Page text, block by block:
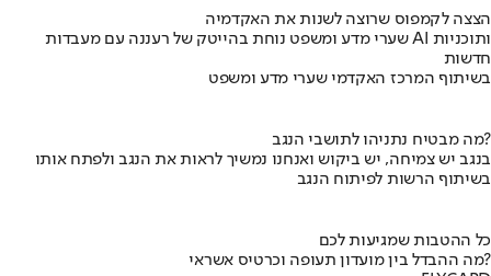
הצצה לקמפוס שרוצה לשנות את האקדמיה
שערי מדע ומשפט נוחת בהייטק של רעננה עם מעבדות AI ותוכניות
חדשות
בשיתוף המרכז האקדמי שערי מדע ומשפט
מה מבטיח נתניהו לתושבי הנגב?
בנגב יש צמיחה, יש ביקוש ואנחנו נמשיך לראות את הנגב ולפתח אותו
בשיתוף הרשות לפיתוח הנגב
כל ההטבות שמגיעות לכם
מה ההבדל בין מועדון תעופה וכרטיס אשראי?